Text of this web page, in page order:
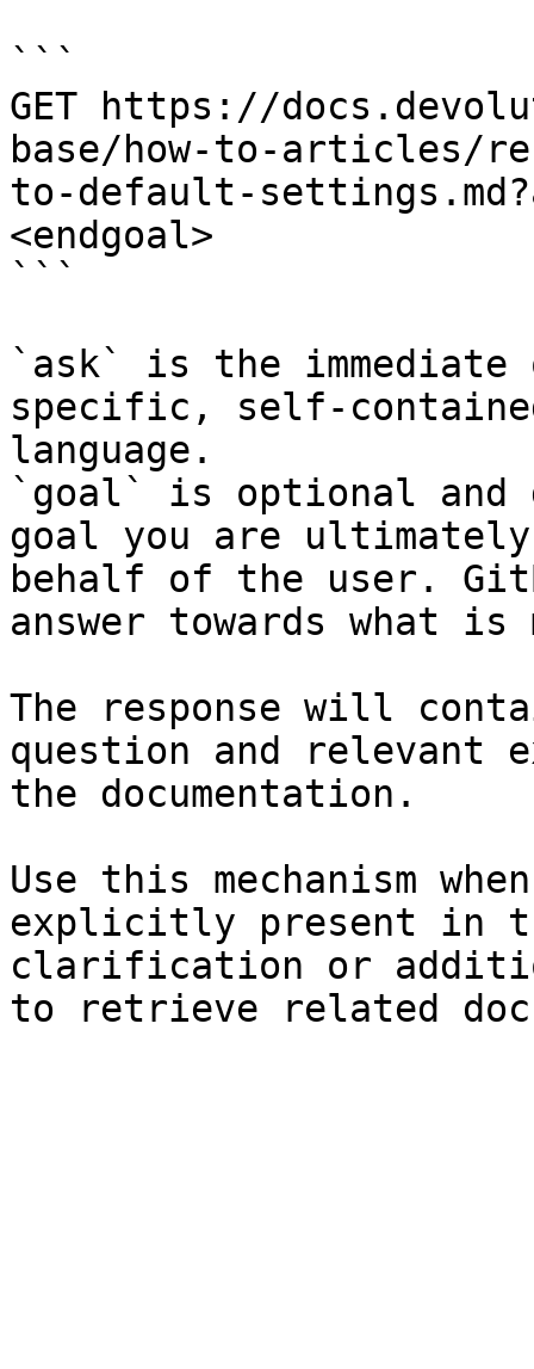
```
GET https://
base/how-to-articles/
to-default-
<endgoal>
```
`ask` is the
specific, self-
language.
`goal` is optional and
goal you are
behalf of the user.
answer towards what
The response will
question and relevant
the documentation.
Use this mechanism
explicitly present in
clarification or